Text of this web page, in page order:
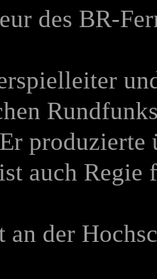
des BR-
auch Regie
der